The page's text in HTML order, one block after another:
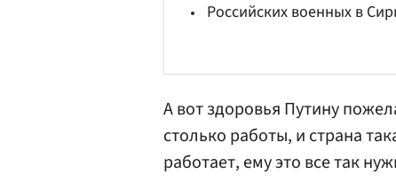
Российских военных в
А вот здоровья Путину
столько работы, и страна
работает, ему это все так